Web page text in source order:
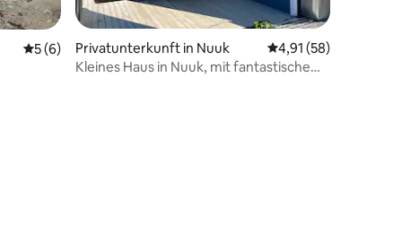
Durchschnittliche Bewertung: 5 von 5, 6 Bewertungen
5 (6) Privatunterkunft in Nuuk Durchschnittliche
4,91 (58)
Kleines Haus in Nuuk, mit fantastischem